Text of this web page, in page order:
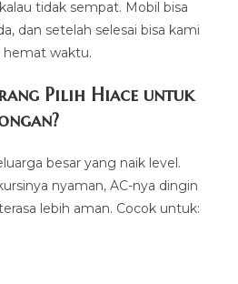
tidak sempat. Mobil bisa
dan setelah selesai bisa kami
hemat waktu.
Pilih Hiace untuk
besar yang naik level.
nyaman, AC-nya dingin
lebih aman. Cocok untuk: